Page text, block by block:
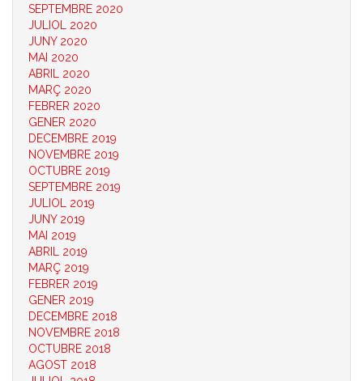
SEPTEMBRE 2020
JULIOL 2020
JUNY 2020
MAI 2020
ABRIL 2020
MARÇ 2020
FEBRER 2020
GENER 2020
DECEMBRE 2019
NOVEMBRE 2019
OCTUBRE 2019
SEPTEMBRE 2019
JULIOL 2019
JUNY 2019
MAI 2019
ABRIL 2019
MARÇ 2019
FEBRER 2019
GENER 2019
DECEMBRE 2018
NOVEMBRE 2018
OCTUBRE 2018
AGOST 2018